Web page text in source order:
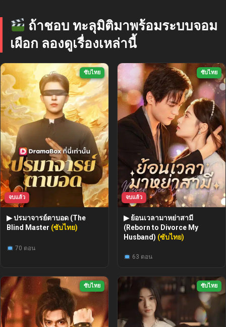
ถ้าชอบ ทะลุมิติมาพร้อมระบบจอม
เผือก ลองดูเรื่องเหล่านี้
ซับไทย
จบแล้ว
▶ ปรมาจารย์ตาบอด (The
Blind Master (ซับไทย)
70 ตอน
ซับไทย
จบแล้ว
▶ ย้อนเวลามาหย่าสามี
(Reborn to Divorce My
Husband) (ซับไทย)
63 ตอน
ซับไทย ซับไทย